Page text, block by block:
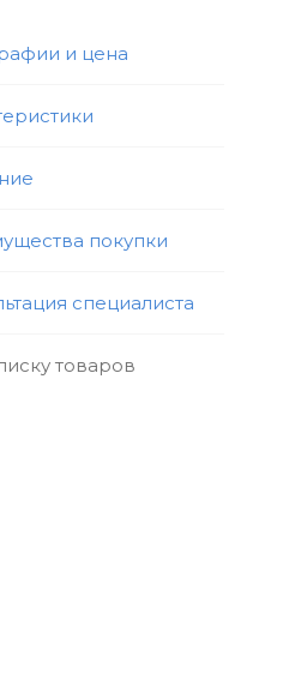
и цена
покупки
специалиста
товаров